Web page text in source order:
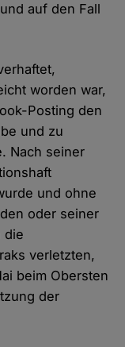
auf den Fall
worden war,
Posting den
und zu
Nach seiner
und ohne
oder seiner
die
verletzten,
beim Obersten
der